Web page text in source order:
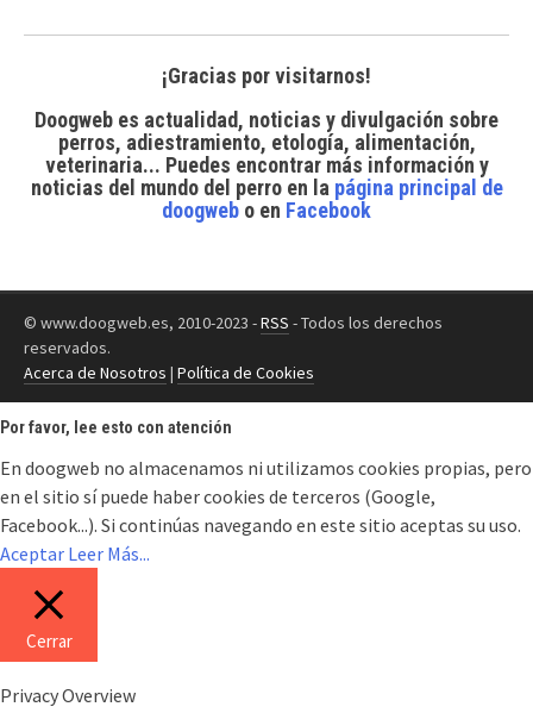
¡Gracias por visitarnos!
Doogweb es actualidad, noticias y divulgación sobre
perros, adiestramiento, etología, alimentación,
veterinaria... Puedes encontrar más información y
noticias del mundo del perroen la página principal de
doogweb o en Facebook
© www.doogweb.es, 2010-2023 -RSS - Todos los derechos
reservados.
Acerca de Nosotros | Política de Cookies
Por favor, lee esto con atención
En doogweb no almacenamos ni utilizamos cookies propias, pero
en el sitio sí puede haber cookies de terceros (Google,
Facebook...). Si continúas navegando en este sitio aceptas su uso.
Aceptar Leer Más...
Cerrar
Privacy Overview